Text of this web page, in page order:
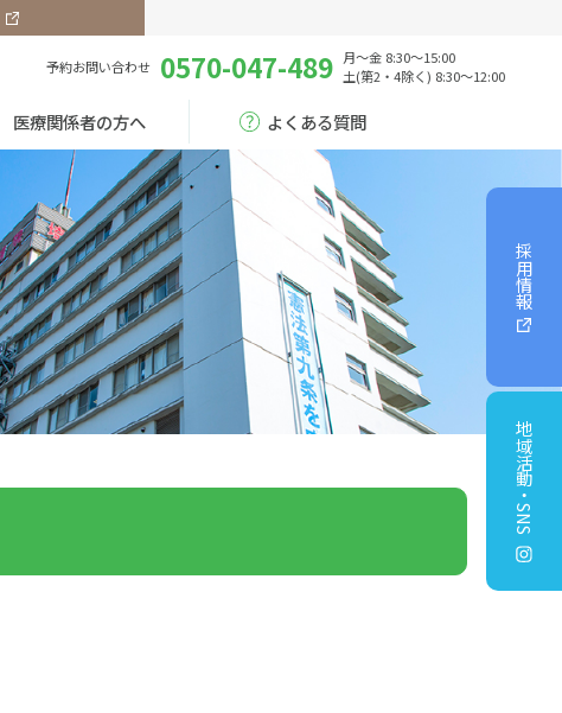
予約お問い合わせ 0570-047-489 月～金 8:30～15:00
土(第2・4除く) 8:30～12:00
医療関係者の方へ よくある質問
採用情報
地域活動・SNS